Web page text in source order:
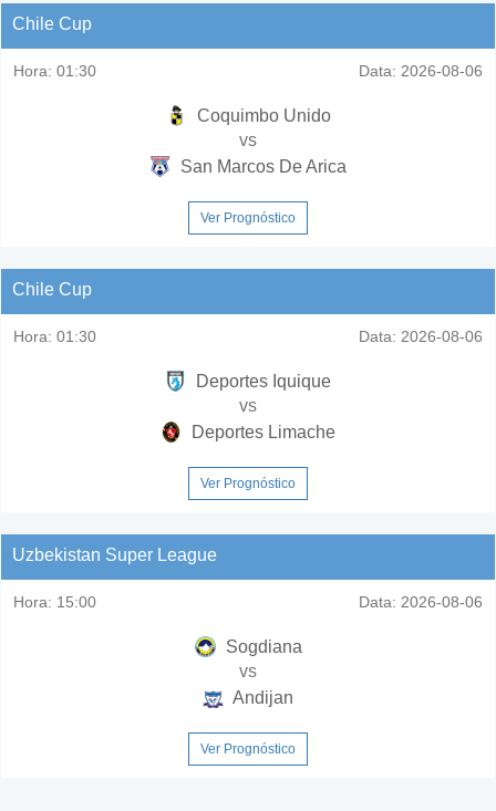
Chile Cup
Hora: 01:30 Data: 2026-08-06
Coquimbo Unido
vs
San Marcos De Arica
Ver Prognóstico
Chile Cup
Hora: 01:30 Data: 2026-08-06
Deportes Iquique
vs
Deportes Limache
Ver Prognóstico
Uzbekistan Super League
Hora: 15:00 Data: 2026-08-06
Sogdiana
vs
Andijan
Ver Prognóstico